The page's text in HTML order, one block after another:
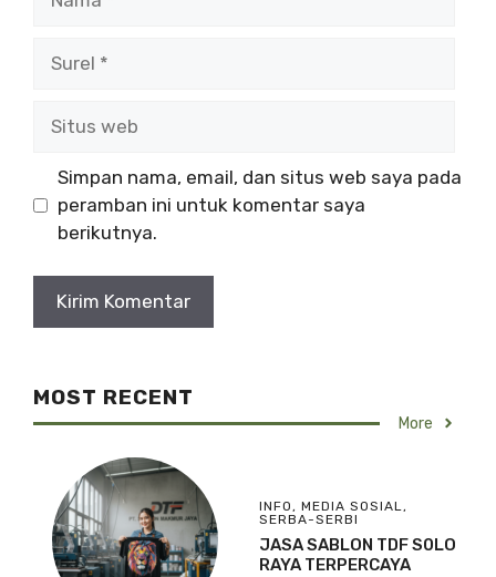
Simpan nama, email, dan situs web saya pada
peramban ini untuk komentar saya
berikutnya.
MOST RECENT
More
INFO, MEDIA SOSIAL,
SERBA-SERBI
JASA SABLON TDF S0LO
RAYA TERPERCAYA